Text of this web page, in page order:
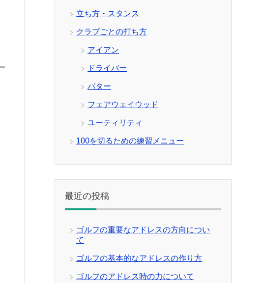
立ち方・スタンス
クラブごとの打ち方
アイアン
ドライバー
パター
フェアウェイウッド
ユーティリティ
100を切るための練習メニュー
最近の投稿
ゴルフの重要なアドレスの方向につい
て
ゴルフの基本的なアドレスの作り方
ゴルフのアドレス時の力について